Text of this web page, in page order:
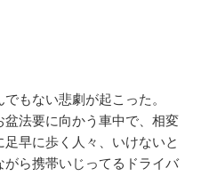
もない悲劇が起こった。
法要に向かう車中で、相変
早に歩く人々、いけないと
ら携帯いじってるドライバ